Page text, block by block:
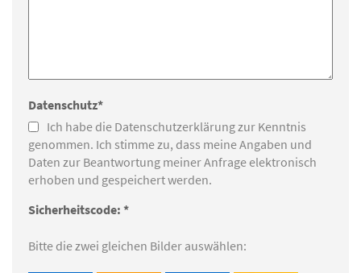
Datenschutz*
Ich habe die Datenschutzerklärung zur Kenntnis
genommen. Ich stimme zu, dass meine Angaben und
Daten zur Beantwortung meiner Anfrage elektronisch
erhoben und gespeichert werden.
Sicherheitscode: *
Bitte die zwei gleichen Bilder auswählen: